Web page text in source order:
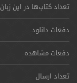
تعداد کتاب‌ها در این زبان
دفعات دانلود
دفعات مشاهده
تعداد ارسال